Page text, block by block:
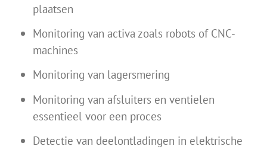
plaatsen
Monitoring van activa zoals robots of CNC-
machines
Monitoring van lagersmering
Monitoring van afsluiters en ventielen
essentieel voor een proces
Detectie van deelontladingen in elektrische